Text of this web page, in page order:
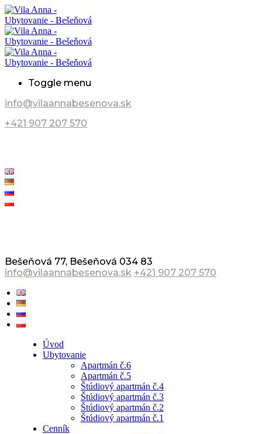
Toggle menu
info@vilaannabesenova.sk
+421 907 207 570
Bešeňová 77, Bešeňová 034 83
info@vilaannabesenova.sk +421 907 207 570
Úvod
Ubytovanie
Apartmán č.6
Apartmán č.5
Štúdiový apartmán č.4
Štúdiový apartmán č.3
Štúdiový apartmán č.2
Štúdiový apartmán č.1
Cenník